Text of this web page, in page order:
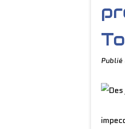
Publié